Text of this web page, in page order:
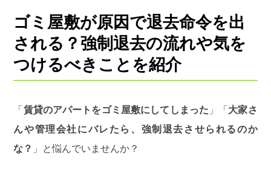
ゴミ屋敷が原因で退去命令を出
される？強制退去の流れや気を
つけるべきことを紹介
「 賃貸のアパートをゴミ屋敷にしてしまった 」「 大家さ
んや管理会社にバレたら、強制退去させられるのか
な？ 」と悩んでいませんか？